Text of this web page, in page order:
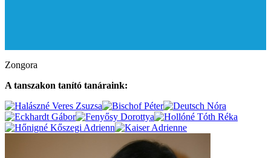
Zongora
A tanszakon tanító tanáraink: